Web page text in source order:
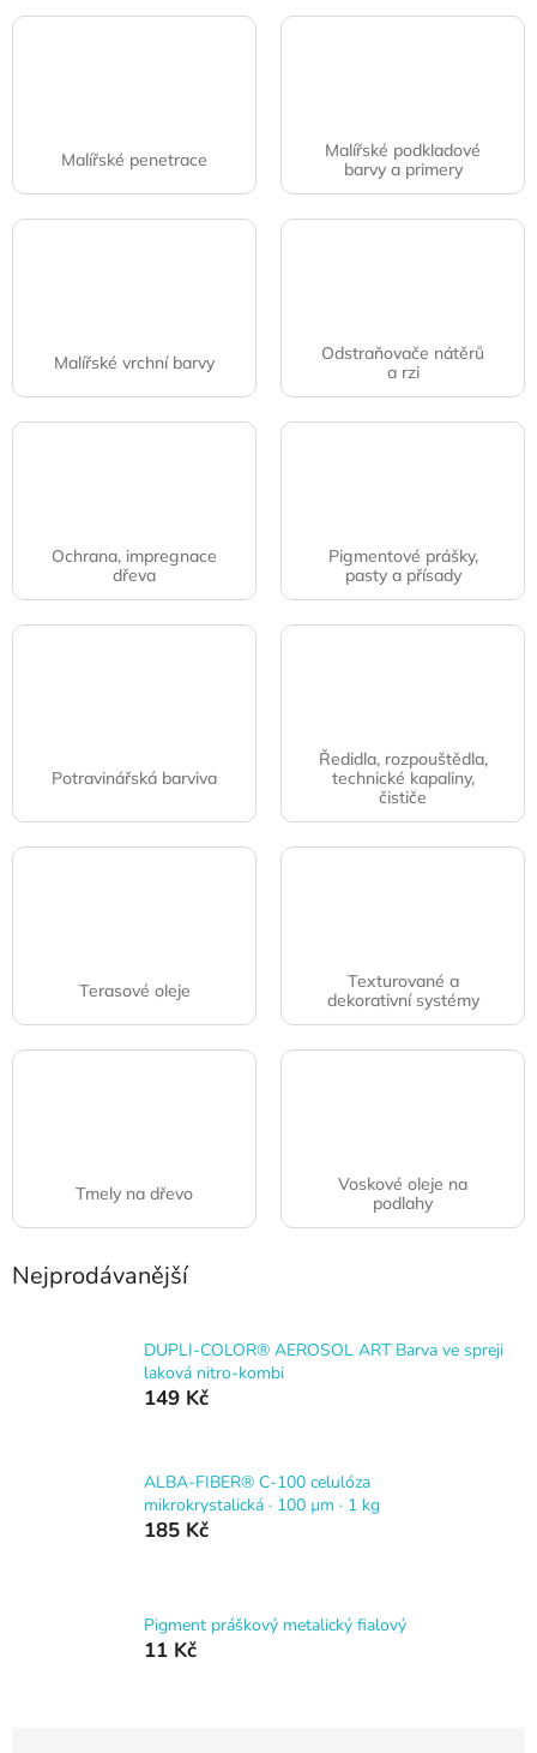
Malířské penetrace
Malířské podkladové
barvy a primery
Malířské vrchní barvy
Odstraňovače nátěrů
a rzi
Ochrana, impregnace
dřeva
Pigmentové prášky,
pasty a přísady
Potravinářská barviva
Ředidla, rozpouštědla,
technické kapaliny,
čističe
Terasové oleje
Texturované a
dekorativní systémy
Tmely na dřevo
Voskové oleje na
podlahy
Nejprodávanější
DUPLI-COLOR® AEROSOL ART Barva ve spreji
laková nitro-kombi
149 Kč
ALBA-FIBER® C-100 celulóza
mikrokrystalická · 100 µm · 1 kg
185 Kč
Pigment práškový metalický fialový
11 Kč